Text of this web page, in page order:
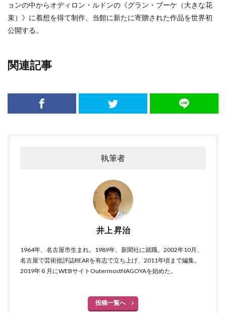
ョンの中からオディロン・ルドンの《グラン・ブーケ（大きな花
束）》に着想を得て制作、当館に新たに寄贈された作品を世界初
公開する。
関連記事
執筆者
井上 昇治
1964年、名古屋市生まれ。1989年、新聞社に就職。2002年10月、
名古屋で芸術批評誌REARを有志で立ち上げ、2011年頃まで編集。
2019年６月にWEBサイトOutermostNAGOYAを始めた。
投稿一覧へ